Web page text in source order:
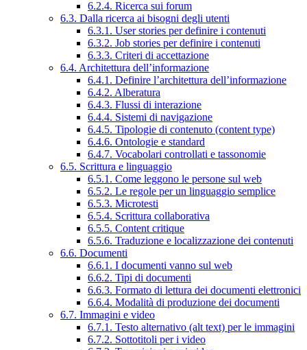
6.2.4. Ricerca sui forum
6.3. Dalla ricerca ai bisogni degli utenti
6.3.1. User stories per definire i contenuti
6.3.2. Job stories per definire i contenuti
6.3.3. Criteri di accettazione
6.4. Architettura dell’informazione
6.4.1. Definire l’architettura dell’informazione
6.4.2. Alberatura
6.4.3. Flussi di interazione
6.4.4. Sistemi di navigazione
6.4.5. Tipologie di contenuto (content type)
6.4.6. Ontologie e standard
6.4.7. Vocabolari controllati e tassonomie
6.5. Scrittura e linguaggio
6.5.1. Come leggono le persone sul web
6.5.2. Le regole per un linguaggio semplice
6.5.3. Microtesti
6.5.4. Scrittura collaborativa
6.5.5. Content critique
6.5.6. Traduzione e localizzazione dei contenuti
6.6. Documenti
6.6.1. I documenti vanno sul web
6.6.2. Tipi di documenti
6.6.3. Formato di lettura dei documenti elettronici
6.6.4. Modalità di produzione dei documenti
6.7. Immagini e video
6.7.1. Testo alternativo (alt text) per le immagini
6.7.2. Sottotitoli per i video